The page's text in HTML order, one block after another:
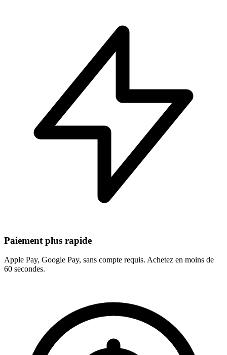
Paiement plus rapide
Apple Pay, Google Pay, sans compte requis. Achetez en moins de
60 secondes.